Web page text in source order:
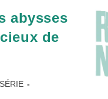
abysses
de
SÉRIE